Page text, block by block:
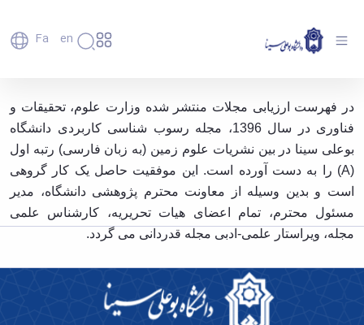
Fa En
دانشگاه
تاریخچه
و
معرفی
برنامه
دانشگاه
نقشه
دانشگاه
دانشگاه
هیأت
علمی
کارکنان
دانشجویان
فارغ
التحصیلان
دانشکده‌ها
پردیس
اصلی
کشاورزی
ارتباط
با ما
بین
در فهرست ارزیابی مجلات وزارت علوم مجله رسوب
شناسی کاربردی حائز رتبه A گردید - دانشگاه بوعلی
سینا همدان
در فهرست ارزیابی مجلات منتشر شده وزارت علوم، تحقیقات و
فناوری در سال 1396، مجله رسوب شناسی کاربردی دانشگاه
بوعلی سینا در بین نشریات علوم زمین (به زبان فارسی) رتبه اول
(A) را به دست آورده است. این موفقیت حاصل یک کار گروهی
است و بدین وسیله از معاونت محترم پژوهشی دانشگاه، مدیر
مسئول محترم، تمام اعضای هیات تحریریه، کارشناس علمی
مجله، ویراستار علمی-ادبی مجله قدردانی می گردد.